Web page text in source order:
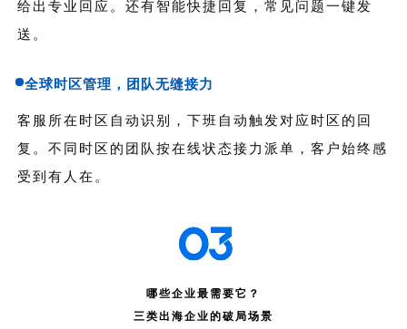
给出专业回应。还有智能快捷回复，常见问题一键发
送。
全球时区管理，团队无缝接力
客服所在时区自动识别，下班自动触发对应时区的回
复。不同时区的团队按在线状态接力派单，客户始终感
受到有人在。
哪些企业最需要它？
三类出海企业的破局场景